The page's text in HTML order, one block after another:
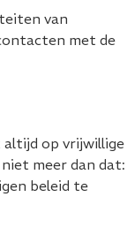
van
met de
altijd op vrijwillige
meer dan dat:
beleid te